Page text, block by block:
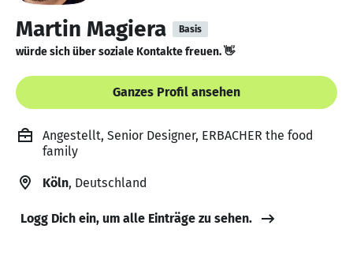
Martin Magiera Basis
würde sich über soziale Kontakte freuen. 👋
Ganzes Profil ansehen
Angestellt, Senior Designer, ERBACHER the food
family
Köln, Deutschland
Logg Dich ein, um alle Einträge zu sehen.